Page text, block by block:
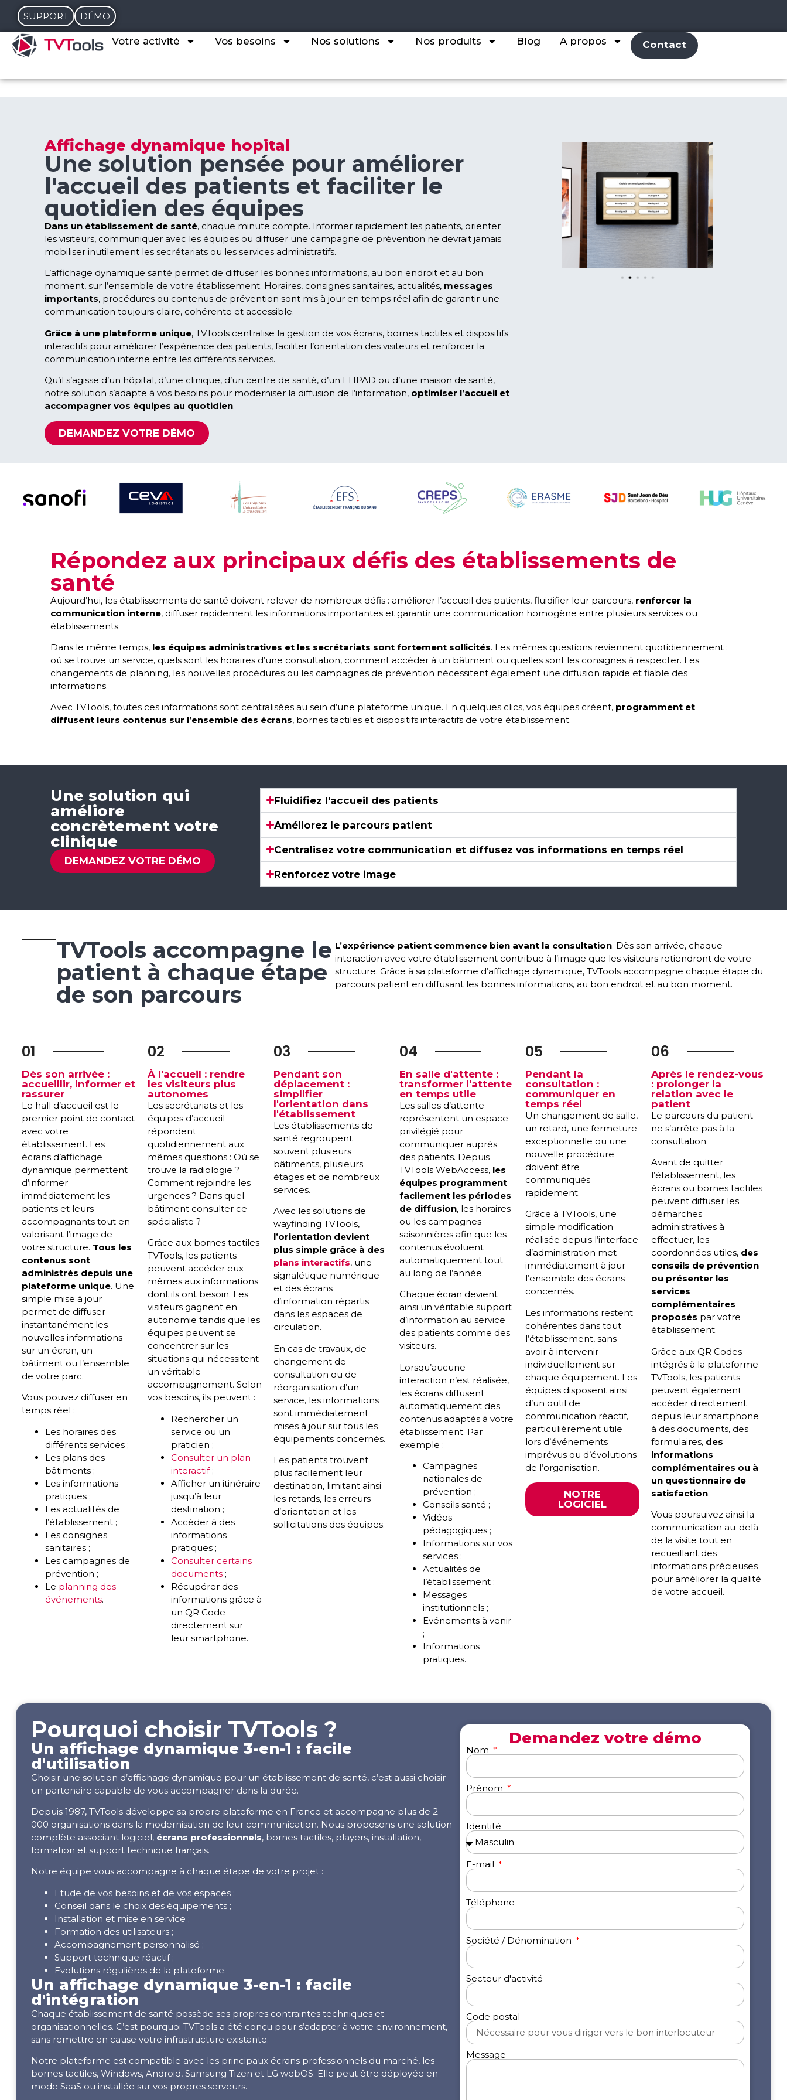
SUPPORT DÉMO
Votre activité Vos besoins Nos solutions Nos produits Blog A propos Contact
Affichage dynamique hopital
Une solution pensée pour améliorer
l'accueil des patients et faciliter le
quotidien des équipes
Dans un établissement de santé, chaque minute compte. Informer rapidement les patients, orienter
les visiteurs, communiquer avec les équipes ou diffuser une campagne de prévention ne devrait jamais
mobiliser inutilement les secrétariats ou les services administratifs.
L’affichage dynamique santé permet de diffuser les bonnes informations, au bon endroit et au bon
moment, sur l’ensemble de votre établissement. Horaires, consignes sanitaires, actualités, messages
importants, procédures ou contenus de prévention sont mis à jour en temps réel afin de garantir une
communication toujours claire, cohérente et accessible.
Grâce à une plateforme unique, TVTools centralise la gestion de vos écrans, bornes tactiles et dispositifs
interactifs pour améliorer l’expérience des patients, faciliter l’orientation des visiteurs et renforcer la
communication interne entre les différents services.
Qu’il s’agisse d’un hôpital, d’une clinique, d’un centre de santé, d’un EHPAD ou d’une maison de santé,
notre solution s’adapte à vos besoins pour moderniser la diffusion de l’information, optimiser l’accueil et
accompagner vos équipes au quotidien.
DEMANDEZ VOTRE DÉMO
Répondez aux principaux défis des établissements de
santé
Aujourd’hui, les établissements de santé doivent relever de nombreux défis : améliorer l’accueil des patients, fluidifier leur parcours, renforcer la
communication interne, diffuser rapidement les informations importantes et garantir une communication homogène entre plusieurs services ou
établissements.
Dans le même temps, les équipes administratives et les secrétariats sont fortement sollicités. Les mêmes questions reviennent quotidiennement :
où se trouve un service, quels sont les horaires d’une consultation, comment accéder à un bâtiment ou quelles sont les consignes à respecter. Les
changements de planning, les nouvelles procédures ou les campagnes de prévention nécessitent également une diffusion rapide et fiable des
informations.
Avec TVTools, toutes ces informations sont centralisées au sein d’une plateforme unique. En quelques clics, vos équipes créent, programment et
diffusent leurs contenus sur l’ensemble des écrans, bornes tactiles et dispositifs interactifs de votre établissement.
Une solution qui
améliore
concrètement votre
clinique
DEMANDEZ VOTRE DÉMO
Fluidifiez l'accueil des patients
Améliorez le parcours patient
Centralisez votre communication et diffusez vos informations en temps réel
Renforcez votre image
TVTools accompagne le
patient à chaque étape
de son parcours
L’expérience patient commence bien avant la consultation. Dès son arrivée, chaque
interaction avec votre établissement contribue à l’image que les visiteurs retiendront de votre
structure. Grâce à sa plateforme d’affichage dynamique, TVTools accompagne chaque étape du
parcours patient en diffusant les bonnes informations, au bon endroit et au bon moment.
01
Dès son arrivée :
accueillir, informer et
rassurer
Le hall d’accueil est le
premier point de contact
avec votre
établissement. Les
écrans d’affichage
dynamique permettent
d’informer
immédiatement les
patients et leurs
accompagnants tout en
valorisant l’image de
votre structure. Tous les
contenus sont
administrés depuis une
plateforme unique. Une
simple mise à jour
permet de diffuser
instantanément les
nouvelles informations
sur un écran, un
bâtiment ou l’ensemble
de votre parc.
Vous pouvez diffuser en
temps réel :
Les horaires des
différents services ;
Les plans des
bâtiments ;
Les informations
pratiques ;
Les actualités de
l’établissement ;
Les consignes
sanitaires ;
Les campagnes de
prévention ;
Le planning des
événements.
02
À l'accueil : rendre
les visiteurs plus
autonomes
Les secrétariats et les
équipes d’accueil
répondent
quotidiennement aux
mêmes questions : Où se
trouve la radiologie ?
Comment rejoindre les
urgences ? Dans quel
bâtiment consulter ce
spécialiste ?
Grâce aux bornes tactiles
TVTools, les patients
peuvent accéder eux-
mêmes aux informations
dont ils ont besoin. Les
visiteurs gagnent en
autonomie tandis que les
équipes peuvent se
concentrer sur les
situations qui nécessitent
un véritable
accompagnement. Selon
vos besoins, ils peuvent :
Rechercher un
service ou un
praticien ;
Consulter un plan
interactif;
Afficher un itinéraire
jusqu’à leur
destination ;
Accéder à des
informations
pratiques ;
Consulter certains
documents;
Récupérer des
informations grâce à
un QR Code
directement sur
leur smartphone.
03
Pendant son
déplacement :
simplifier
l'orientation dans
l'établissement
Les établissements de
santé regroupent
souvent plusieurs
bâtiments, plusieurs
étages et de nombreux
services.
Avec les solutions de
wayfinding TVTools,
l’orientation devient
plus simple grâce à des
plans interactifs, une
signalétique numérique
et des écrans
d’information répartis
dans les espaces de
circulation.
En cas de travaux, de
changement de
consultation ou de
réorganisation d’un
service, les informations
sont immédiatement
mises à jour sur tous les
équipements concernés.
Les patients trouvent
plus facilement leur
destination, limitant ainsi
les retards, les erreurs
d’orientation et les
sollicitations des équipes.
04
En salle d'attente :
transformer l'attente
en temps utile
Les salles d’attente
représentent un espace
privilégié pour
communiquer auprès
des patients. Depuis
TVTools WebAccess, les
équipes programment
facilement les périodes
de diffusion, les horaires
ou les campagnes
saisonnières afin que les
contenus évoluent
automatiquement tout
au long de l’année.
Chaque écran devient
ainsi un véritable support
d’information au service
des patients comme des
visiteurs.
Lorsqu’aucune
interaction n’est réalisée,
les écrans diffusent
automatiquement des
contenus adaptés à votre
établissement. Par
exemple :
Campagnes
nationales de
prévention ;
Conseils santé ;
Vidéos
pédagogiques ;
Informations sur vos
services ;
Actualités de
l’établissement ;
Messages
institutionnels ;
Evénements à venir
;
Informations
pratiques.
05
Pendant la
consultation :
communiquer en
temps réel
Un changement de salle,
un retard, une fermeture
exceptionnelle ou une
nouvelle procédure
doivent être
communiqués
rapidement.
Grâce à TVTools, une
simple modification
réalisée depuis l’interface
d’administration met
immédiatement à jour
l’ensemble des écrans
concernés.
Les informations restent
cohérentes dans tout
l’établissement, sans
avoir à intervenir
individuellement sur
chaque équipement. Les
équipes disposent ainsi
d’un outil de
communication réactif,
particulièrement utile
lors d’événements
imprévus ou d’évolutions
de l’organisation.
NOTRE
LOGICIEL
06
Après le rendez-vous
: prolonger la
relation avec le
patient
Le parcours du patient
ne s’arrête pas à la
consultation.
Avant de quitter
l’établissement, les
écrans ou bornes tactiles
peuvent diffuser les
démarches
administratives à
effectuer, les
coordonnées utiles, des
conseils de prévention
ou présenter les
services
complémentaires
proposés par votre
établissement.
Grâce aux QR Codes
intégrés à la plateforme
TVTools, les patients
peuvent également
accéder directement
depuis leur smartphone
à des documents, des
formulaires, des
informations
complémentaires ou à
un questionnaire de
satisfaction.
Vous poursuivez ainsi la
communication au-delà
de la visite tout en
recueillant des
informations précieuses
pour améliorer la qualité
de votre accueil.
Pourquoi choisir TVTools ?
Un affichage dynamique 3-en-1 : facile
d'utilisation
Choisir une solution d’affichage dynamique pour un établissement de santé, c’est aussi choisir
un partenaire capable de vous accompagner dans la durée.
Depuis 1987, TVTools développe sa propre plateforme en France et accompagne plus de 2
000 organisations dans la modernisation de leur communication. Nous proposons une solution
complète associant logiciel, écrans professionnels, bornes tactiles, players, installation,
formation et support technique français.
Notre équipe vous accompagne à chaque étape de votre projet :
Etude de vos besoins et de vos espaces ;
Conseil dans le choix des équipements ;
Installation et mise en service ;
Formation des utilisateurs ;
Accompagnement personnalisé ;
Support technique réactif ;
Evolutions régulières de la plateforme.
Un affichage dynamique 3-en-1 : facile
d'intégration
Chaque établissement de santé possède ses propres contraintes techniques et
organisationnelles. C’est pourquoi TVTools a été conçu pour s’adapter à votre environnement,
sans remettre en cause votre infrastructure existante.
Notre plateforme est compatible avec les principaux écrans professionnels du marché, les
bornes tactiles, Windows, Android, Samsung Tizen et LG webOS. Elle peut être déployée en
mode SaaS ou installée sur vos propres serveurs.
Demandez votre démo
Nom
Prénom
Identité
E-mail
Téléphone
Société / Dénomination
Secteur d'activité
Code postal
Message